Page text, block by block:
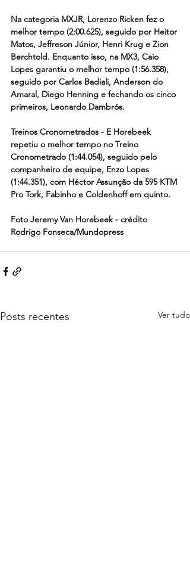
Na categoria MXJR, Lorenzo Ricken fez o
melhor tempo (2:00.625), seguido por Heitor
Matos, Jeffreson Júnior, Henri Krug e Zion
Berchtold. Enquanto isso, na MX3, Caio
Lopes garantiu o melhor tempo (1:56.358),
seguido por Carlos Badiali, Anderson do
Amaral, Diego Henning e fechando os cinco
primeiros, Leonardo Dambrós.
Treinos Cronometrados - E Horebeek
repetiu o melhor tempo no Treino
Cronometrado (1:44.054), seguido pelo
companheiro de equipe, Enzo Lopes
(1:44.351), com Héctor Assunção da 595 KTM
Pro Tork, Fabinho e Coldenhoff em quinto.
Foto Jeremy Van Horebeek - crédito
Rodrigo Fonseca/Mundopress
Posts recentes Ver tudo